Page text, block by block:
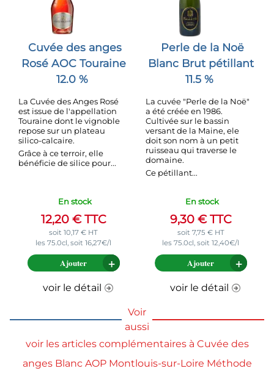
Cuvée des anges
Rosé AOC Touraine
12.0 %
La Cuvée des Anges Rosé
est issue de l'appellation
Touraine dont le vignoble
repose sur un plateau
silico-calcaire.
Grâce à ce terroir, elle
bénéficie de silice pour...
En stock
12,20 €TTC
soit 10,17 € HT
les 75.0cl, soit 16,27€/l
Ajouter
voir le détail
Perle de la Noë
Blanc Brut pétillant
11.5 %
La cuvée "Perle de la Noë"
a été créée en 1986.
Cultivée sur le bassin
versant de la Maine, ele
doit son nom à un petit
ruisseau qui traverse le
domaine.
Ce pétillant...
En stock
9,30 €TTC
soit 7,75 €HT
les 75.0cl, soit 12,40€/l
Ajouter
voir le détail
Voir
aussi
voir les articles complémentaires à Cuvée des
anges Blanc AOP Montlouis-sur-Loire Méthode